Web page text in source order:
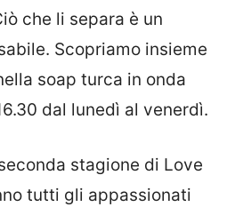
che li separa è un
Scopriamo insieme
soap turca in onda
dal lunedì al venerdì.
stagione di Love
tutti gli appassionati